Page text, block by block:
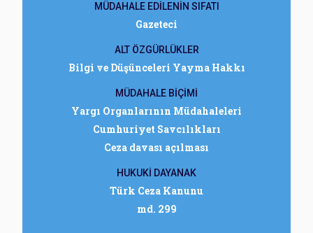
MÜDAHALE EDİLENİN SIFATI
Gazeteci
ALT ÖZGÜRLÜKLER
Bilgi ve Düşünceleri Yayma Hakkı
MÜDAHALE BİÇİMİ
Yargı Organlarının Müdahaleleri
Cumhuriyet Savcılıkları
Ceza davası açılması
HUKUKİ DAYANAK
Türk Ceza Kanunu
md. 299